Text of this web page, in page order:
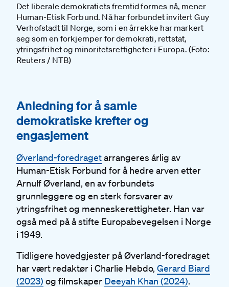
Det liberale demokratiets fremtid formes nå, mener
Human-Etisk Forbund. Nå har forbundet invitert Guy
Verhofstadt til Norge, som i en årrekke har markert
seg som en forkjemper for demokrati, rettstat,
ytringsfrihet og minoritetsrettigheter i Europa. (Foto:
Reuters / NTB)
#
Anledning for å samle
demokratiske krefter og
engasjement
Øverland-foredragetarrangeres årlig av
Human-Etisk Forbund for å hedre arven etter
Arnulf Øverland, en av forbundets
grunnleggere og en sterk forsvarer av
ytringsfrihet og menneskerettigheter. Han var
også med på å stifte Europabevegelsen i Norge
i 1949.
Tidligere hovedgjester på Øverland-foredraget
har vært redaktør i Charlie Hebdo, Gerard Biard
(2023) og filmskaper Deeyah Khan (2024).